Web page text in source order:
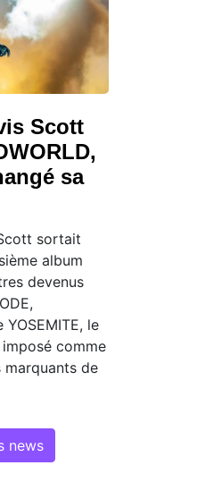
Scott
sa
sortait
album
devenus
YOSEMITE, le
comme
marquants de
news